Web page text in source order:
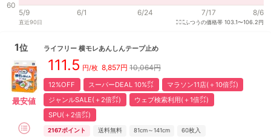
60
5/9 6/1 6/24 7/17 8/6
直近90日 ふつうの価格帯103.1〜106.2円
1位
最安値
ライフリー 横モレあんしんテープ止め
111.5 円/枚 8,857円 10,064円
12%OFF スーパーDEAL 10%㌽
マラソン11店(＋10倍㌽)
ジャンルSALE(＋2倍㌽)
ウェブ検索利用(＋1倍㌽)
SPU(＋2倍㌽)
2167ポイント 送料無料 81cm～141cm 60枚入